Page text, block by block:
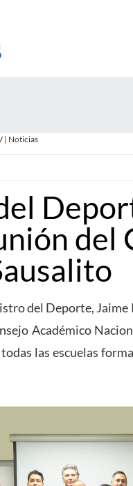
| Noticias
del
del Deporte,
Académico
las escuelas